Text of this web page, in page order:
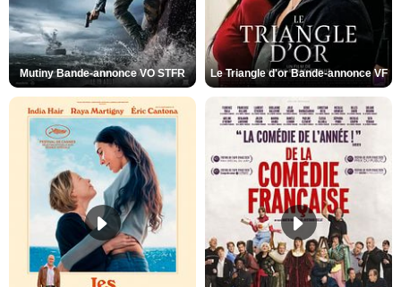
Mutiny Bande-annonce VO STFR Le Triangle d'or Bande-annonce VF